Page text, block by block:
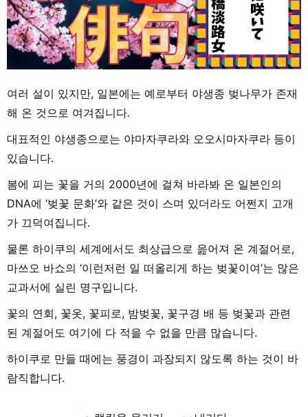
여러 설이 있지만, 일본에는 예로부터 야생종 벚나무가 존재
해 온 것으로 여겨집니다.
대표적인 야생종으로는 야마자쿠라와 오오시마자쿠라 등이
있습니다.
봄에 피는 꽃을 거의 2000년에 걸쳐 바라봐 온 일본인의
DNA에 ‘벚꽃 문화’와 같은 것이 스며 있더라도 어쩐지 고개
가 끄덕여집니다.
물론 하이쿠의 세계에서도 최상급으로 읊어져 온 계절어로,
마쓰오 바쇼의 ‘이런저런 일 떠올리게 하는 벚꽃이여’는 많은
교과서에 실린 명구입니다.
꽃의 연회, 꽃옷, 꽃피로, 밤벚꽃, 꽃구경 배 등 벚꽃과 관련
된 계절어도 여기에 다 적을 수 없을 만큼 많습니다.
하이쿠로 만들 때에는 풍경이 과장되지 않도록 하는 것이 바
람직합니다.